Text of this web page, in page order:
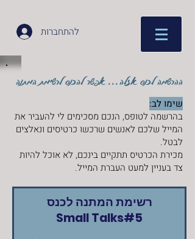
להתחברות
ההרשמה לכנס אזלה... אפשר להכנס לרשימת המתנה
שימו לב:
בהרשמה לטופס, הנכם מסכימים לי להעביר את
המייל שלכם לאנשים שרכשו כרטיסים ונאלצים
לבטל.
מכירת הכרטיס תתקיים בינכם, לא אוכל להיות
צד בעניין למעט העברת המייל.
רשימת המתנה לכנס
Small Talks#5